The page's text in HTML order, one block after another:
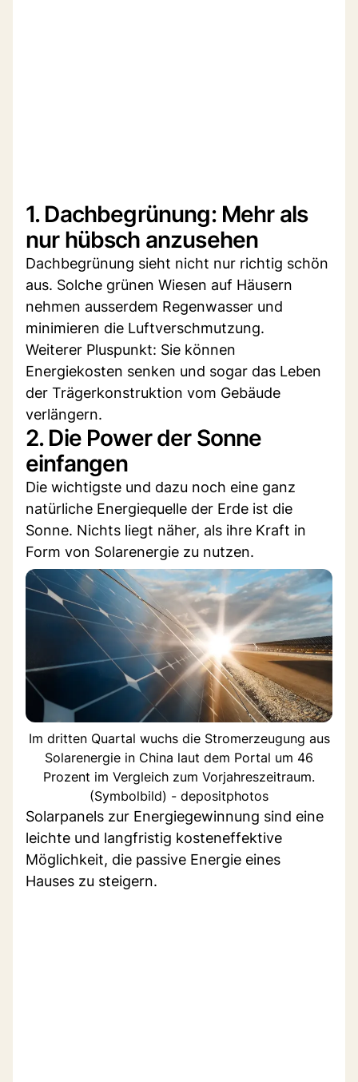
1. Dachbegrünung: Mehr als
nur hübsch anzusehen
Dachbegrünung sieht nicht nur richtig schön
aus. Solche grünen Wiesen auf Häusern
nehmen ausserdem Regenwasser und
minimieren die Luftverschmutzung.
Weiterer Pluspunkt: Sie können
Energiekosten senken und sogar das Leben
der Trägerkonstruktion vom Gebäude
verlängern.
2. Die Power der Sonne
einfangen
Die wichtigste und dazu noch eine ganz
natürliche Energiequelle der Erde ist die
Sonne. Nichts liegt näher, als ihre Kraft in
Form von Solarenergie zu nutzen.
Im dritten Quartal wuchs die Stromerzeugung aus
Solarenergie in China laut dem Portal um 46
Prozent im Vergleich zum Vorjahreszeitraum.
(Symbolbild) - depositphotos
Solarpanels zur Energiegewinnung sind eine
leichte und langfristig kosteneffektive
Möglichkeit, die passive Energie eines
Hauses zu steigern.